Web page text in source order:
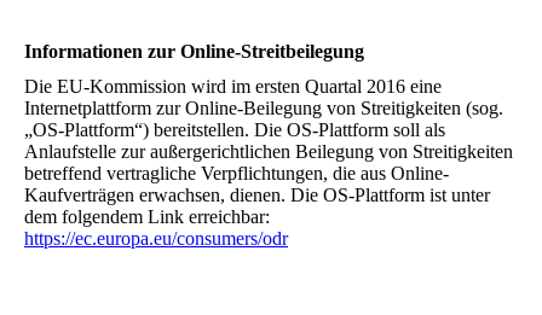
Informationen zur Online-Streitbeilegung
Die EU-Kommission wird im ersten Quartal 2016 eine
Internetplattform zur Online-Beilegung von Streitigkeiten (sog.
„OS-Plattform“) bereitstellen. Die OS-Plattform soll als
Anlaufstelle zur außergerichtlichen Beilegung von Streitigkeiten
betreffend vertragliche Verpflichtungen, die aus Online-
Kaufverträgen erwachsen, dienen. Die OS-Plattform ist unter
dem folgendem Link erreichbar:
https://ec.europa.eu/consumers/odr